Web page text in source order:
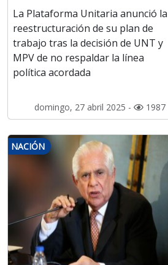
La Plataforma Unitaria anunció la
reestructuración de su plan de
trabajo tras la decisión de UNT y
MPV de no respaldar la línea
política acordada
domingo, 27 abril 2025 - 1987
NACIÓN